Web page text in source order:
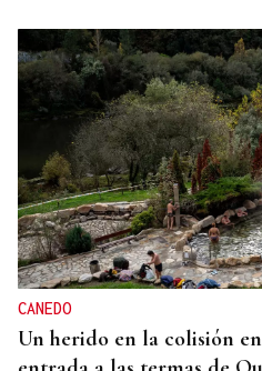
CANEDO
Un herido en la colisión